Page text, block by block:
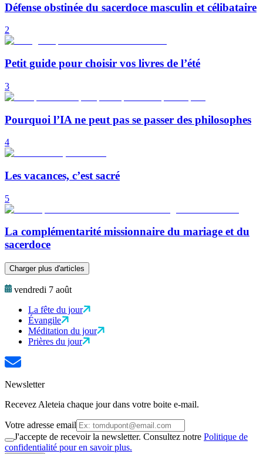
Défense obstinée du sacerdoce masculin et célibataire
2
Petit guide pour choisir vos livres de l’été
3
Pourquoi l’IA ne peut pas se passer des philosophes
4
Les vacances, c’est sacré
5
La complémentarité missionnaire du mariage et du
sacerdoce
Charger plus d'articles
vendredi 7 août
La fête du jour
Évangile
Méditation du jour
Prières du jour
Newsletter
Recevez Aleteia chaque jour dans votre boite e-mail.
Votre adresse email
J'accepte de recevoir la newsletter. Consultez notre Politique de
confidentialité pour en savoir plus.